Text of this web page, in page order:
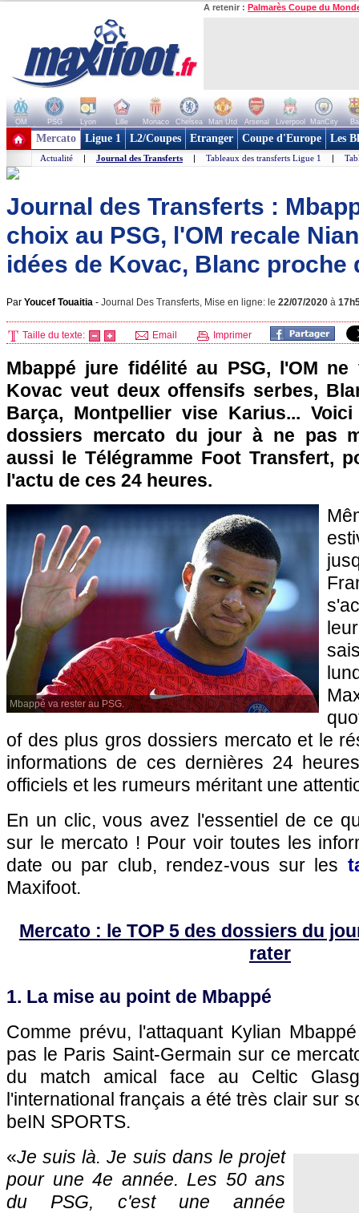
A retenir : Palmarès Coupe du
OM PSG Lyon Lille Monaco Chelsea Man Utd Arsenal Liverpool ManCity
+ de clubs
Mercato Ligue 1 L2/Coupes Etranger Coupe d'Europe Les
Actualité | Journal des Transferts | Tableaux des transferts Ligue 1 |
Journal des Transferts :
choix au PSG, l'OM recale
idées de Kovac, Blanc proche
Par Youcef Touaitia - Journal Des Transferts, Mise en ligne: le 22/07/2020 à
Taille du texte: Email Imprimer
Mbappé jure fidélité au PSG, l'OM
Kovac veut deux offensifs serbes,
Barça, Montpellier vise Karius...
dossiers mercato du jour à ne pas
aussi le Télégramme Foot Transfert,
l'actu de ces 24 heures.
Mbappé va rester au PSG.
of des plus gros dossiers mercato et le
informations de ces dernières 24
officiels et les rumeurs méritant une
En un clic, vous avez l'essentiel de ce
sur le mercato ! Pour voir toutes les
date ou par club, rendez-vous sur les
Maxifoot.
Mercato : le TOP 5 des dossiers du
rater
1. La mise au point de Mbappé
Comme prévu, l'attaquant Kylian
pas le Paris Saint-Germain sur ce
du match amical face au Celtic
l'international français a été très clair sur
beIN SPORTS.
«Je suis là. Je suis dans le projet
pour une 4e année. Les 50 ans
du PSG, c'est une année